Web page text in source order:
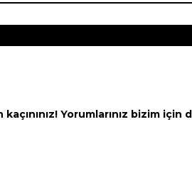
Yorumlarınız bizim